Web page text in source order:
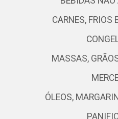
CARNES, FRIOS
MASSAS,
ÓLEOS,